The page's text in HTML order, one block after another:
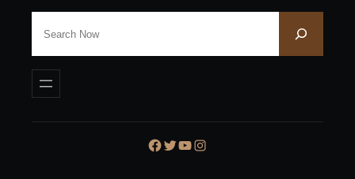
a
Facebook Twitter YouTube Instagram